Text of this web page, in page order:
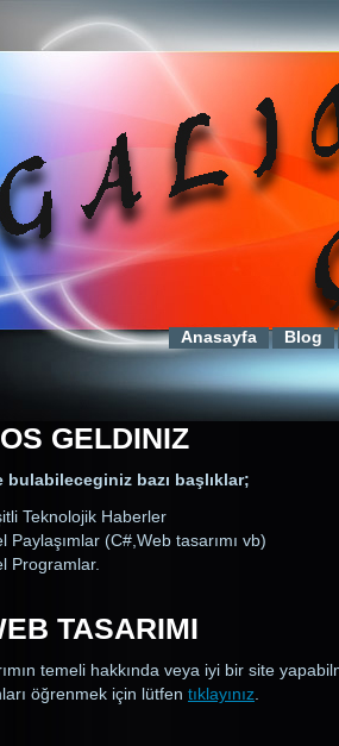
Anasayfa Blog
GELDINIZ
bulabileceginiz bazı başlıklar;
Teknolojik Haberler
Paylaşımlar (C#,Web tasarımı vb)
Programlar.
TASARIMI
temeli hakkında veya iyi bir site
öğrenmek için lütfen tıklayınız